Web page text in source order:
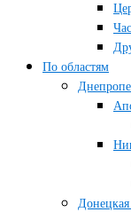
По областям